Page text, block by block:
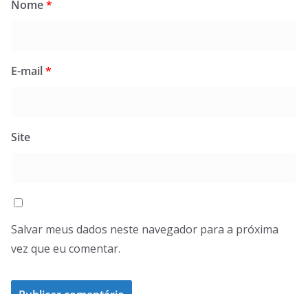
Nome*
E-mail*
Site
Salvar meus dados neste navegador para a próxima
vez que eu comentar.